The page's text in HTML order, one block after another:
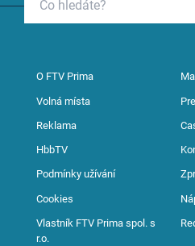
O FTV Prima
Volná místa
Reklama
HbbTV
Podmínky užívání
Cookies
Vlastník FTV Prima spol. s
r.o.